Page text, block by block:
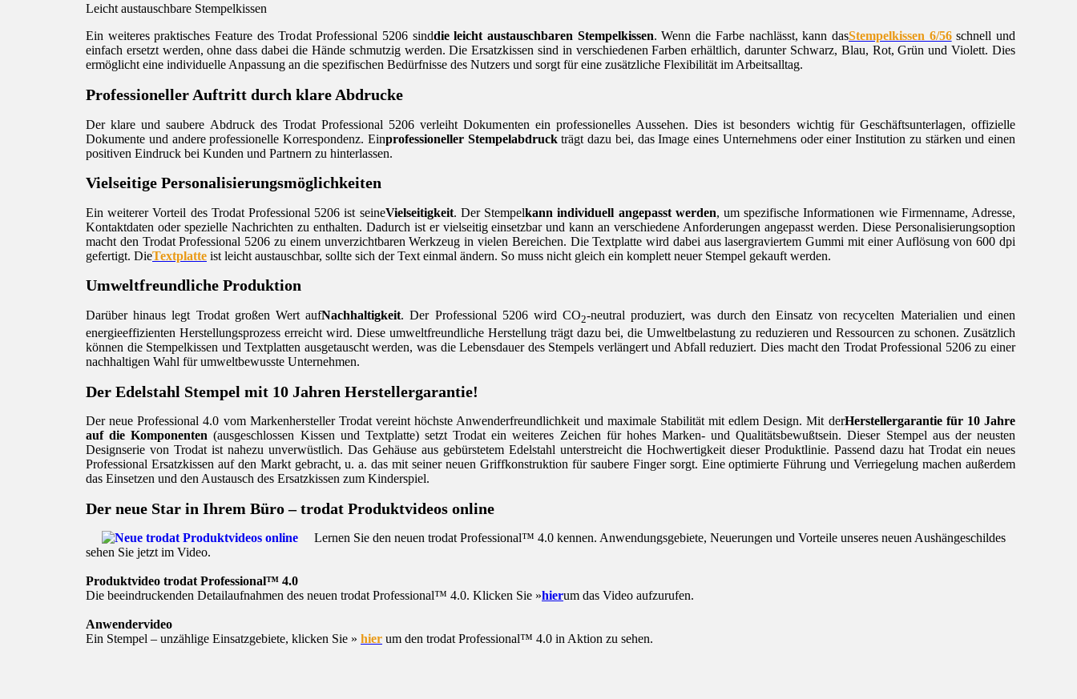
Leicht austauschbare Stempelkissen
Ein weiteres praktisches Feature des Trodat Professional 5206 sinddie leicht austauschbaren Stempelkissen. Wenn die Farbe nachlässt, kann dasStempelkissen 6/56schnell und
einfach ersetzt werden, ohne dass dabei die Hände schmutzig werden. Die Ersatzkissen sind in verschiedenen Farben erhältlich, darunter Schwarz, Blau, Rot, Grün und Violett. Dies
ermöglicht eine individuelle Anpassung an die spezifischen Bedürfnisse des Nutzers und sorgt für eine zusätzliche Flexibilität im Arbeitsalltag.
Professioneller Auftritt durch klare Abdrucke
Der klare und saubere Abdruck des Trodat Professional 5206 verleiht Dokumenten ein professionelles Aussehen. Dies ist besonders wichtig für Geschäftsunterlagen, offizielle
Dokumente und andere professionelle Korrespondenz. Einprofessioneller Stempelabdruckträgt dazu bei, das Image eines Unternehmens oder einer Institution zu stärken und einen
positiven Eindruck bei Kunden und Partnern zu hinterlassen.
Vielseitige Personalisierungsmöglichkeiten
Ein weiterer Vorteil des Trodat Professional 5206 ist seineVielseitigkeit. Der Stempelkann individuell angepasst werden, um spezifische Informationen wie Firmenname, Adresse,
Kontaktdaten oder spezielle Nachrichten zu enthalten. Dadurch ist er vielseitig einsetzbar und kann an verschiedene Anforderungen angepasst werden. Diese Personalisierungsoption
macht den Trodat Professional 5206 zu einem unverzichtbaren Werkzeug in vielen Bereichen. Die Textplatte wird dabei aus lasergraviertem Gummi mit einer Auflösung von 600 dpi
gefertigt. DieTextplatte ist leicht austauschbar, sollte sich der Text einmal ändern. So muss nicht gleich ein komplett neuer Stempel gekauft werden.
Umweltfreundliche Produktion
Darüber hinaus legt Trodat großen Wert aufNachhaltigkeit. Der Professional 5206 wird CO2-neutral produziert, was durch den Einsatz von recycelten Materialien und einen
energieeffizienten Herstellungsprozess erreicht wird. Diese umweltfreundliche Herstellung trägt dazu bei, die Umweltbelastung zu reduzieren und Ressourcen zu schonen. Zusätzlich
können die Stempelkissen und Textplatten ausgetauscht werden, was die Lebensdauer des Stempels verlängert und Abfall reduziert. Dies macht den Trodat Professional 5206 zu einer
nachhaltigen Wahl für umweltbewusste Unternehmen.
Der Edelstahl Stempel mit 10 Jahren Herstellergarantie!
Der neue Professional 4.0 vom Markenhersteller Trodat vereint höchste Anwenderfreundlichkeit und maximale Stabilität mit edlem Design. Mit derHerstellergarantie für 10 Jahre
auf die Komponenten (ausgeschlossen Kissen und Textplatte) setzt Trodat ein weiteres Zeichen für hohes Marken- und Qualitätsbewußtsein. Dieser Stempel aus der neusten
Designserie von Trodat ist nahezu unverwüstlich. Das Gehäuse aus gebürstetem Edelstahl unterstreicht die Hochwertigkeit dieser Produktlinie. Passend dazu hat Trodat ein neues
Professional Ersatzkissen auf den Markt gebracht, u. a. das mit seiner neuen Griffkonstruktion für saubere Finger sorgt. Eine optimierte Führung und Verriegelung machen außerdem
das Einsetzen und den Austausch des Ersatzkissen zum Kinderspiel.
Der neue Star in Ihrem Büro – trodat Produktvideos online
Lernen Sie den neuen trodat Professional™ 4.0 kennen. Anwendungsgebiete, Neuerungen und Vorteile unseres neuen Aushängeschildes
sehen Sie jetzt im Video.
Produktvideo trodat Professional™ 4.0
Die beeindruckenden Detailaufnahmen des neuen trodat Professional™ 4.0. Klicken Sie »hierum das Video aufzurufen.
Anwendervideo
Ein Stempel – unzählige Einsatzgebiete, klicken Sie » hier um den trodat Professional™ 4.0 in Aktion zu sehen.